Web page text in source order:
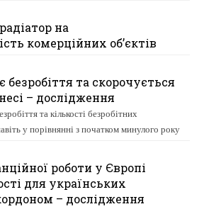
на
комерційних об’єктів
безробіття та скорочується
– дослідження
та кількості безробітних
у порівнянні з початком минулого року
роботи у Європі
для українських
– дослідження